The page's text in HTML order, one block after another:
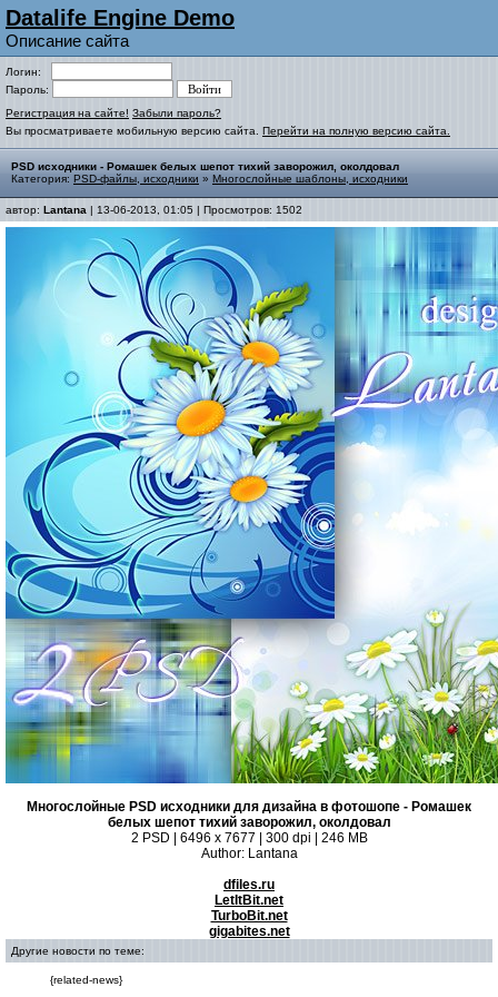
Datalife Engine Demo
Описание сайта
Логин:
Пароль:
Регистрация на сайте! Забыли пароль?
Вы просматриваете мобильную версию сайта. Перейти на полную версию сайта.
PSD исходники - Ромашек белых шепот тихий заворожил, околдовал
Категория: PSD-файлы, исходники » Многослойные шаблоны, исходники
автор: Lantana | 13-06-2013, 01:05 | Просмотров: 1502
Многослойные PSD исходники для дизайна в фотошопе - Ромашек
белых шепот тихий заворожил, околдовал
2 PSD | 6496 x 7677 | 300 dpi | 246 MB
Author: Lantana
dfiles.ru
LetItBit.net
TurboBit.net
gigabites.net
Другие новости по теме:
{related-news}